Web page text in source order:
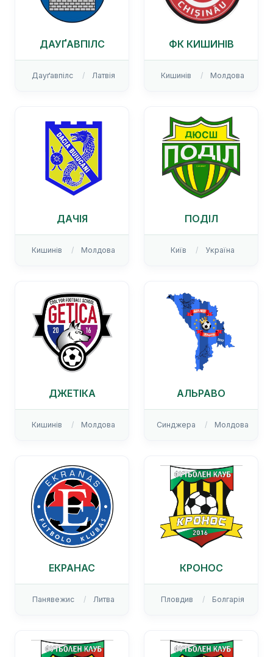
ДАУҐАВПІЛС
Дауґавпілс Латвія
ФК КИШИНІВ
Кишинів Молдова
ДАЧІЯ
Кишинів Молдова
ПОДІЛ
Київ Україна
ДЖЕТІКА
Кишинів Молдова
АЛЬРАВО
Синджера Молдова
ЕКРАНАС
Панявежис Литва
КРОНОС
Пловдив Болгарія